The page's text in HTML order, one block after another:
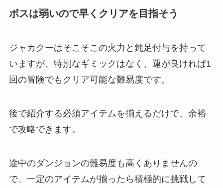
ボスは弱いので早くクリアを目指そう
ジャカクーはそこそこの火力と鈍足付与を持って
いますが、特別なギミックはなく、運が良ければ1
回の冒険でもクリア可能な難易度です。
後で紹介する必須アイテムを揃えるだけで、余裕
で攻略できます。
途中のダンジョンの難易度も高くありませんの
で、一定のアイテムが揃ったら積極的に挑戦して